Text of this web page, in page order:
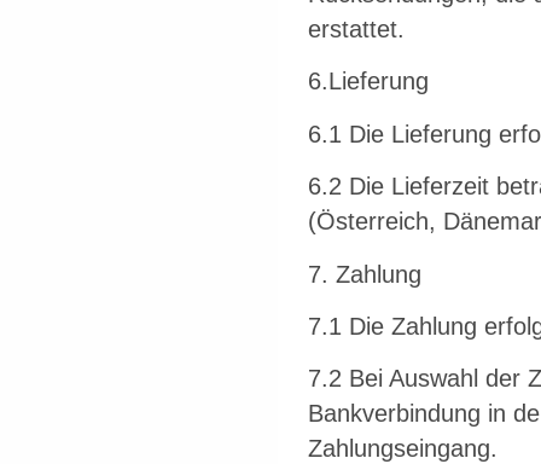
erstattet.
6.Lieferung
6.1 Die Lieferung
6.2 Die Lieferzeit
(Österreich,
7. Zahlung
7.1 Die Zahlung
7.2 Bei Auswahl der
Bankverbindung in
Zahlungseingang.